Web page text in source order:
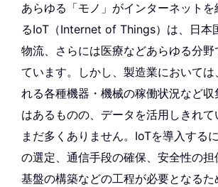
あらゆる「モノ」がインターネット
るIoT（Internet of Things）は、日本
物流、さらには医療などあらゆる分
ています。しかし、製造業においては
れる各種機器・機械の稼働状況など収
はあるものの、データを活用しきれ
まだ多くありません。IoTを導入する
の選定、通信手段の確保、安全性の
基盤の構築などの工程が必要となる